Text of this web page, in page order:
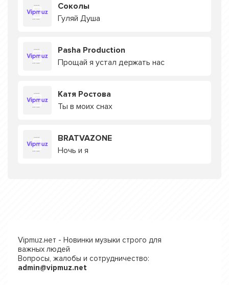
Соколы
Гуляй Душа
Pasha Production
Прощай я устал держать нас
Катя Ростова
Ты в моих снах
BRATVAZONE
Ночь и я
Vipmuz.нет - Новинки музыки строго для
важных людей
Вопросы, жалобы и сотрудничество:
admin@vipmuz.net